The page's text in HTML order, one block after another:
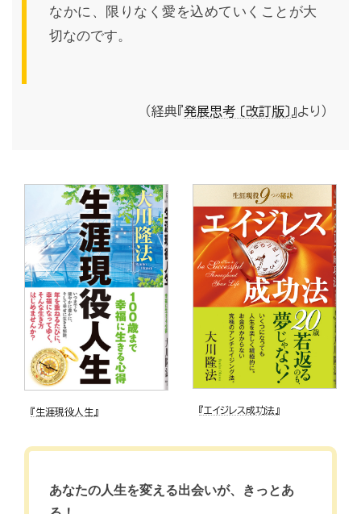
なかに、限りなく愛を込めていくことが大
切なのです。
（経典『発展思考 〔改訂版〕 』より）
『生涯現役人生』 『エイジレス成功法』
あなたの人生を変える出会いが、きっとあ